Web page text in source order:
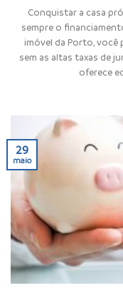
Conquistar a casa
sempre o
imóvel da Porto, você
sem as altas taxas de
oferece
29
maio